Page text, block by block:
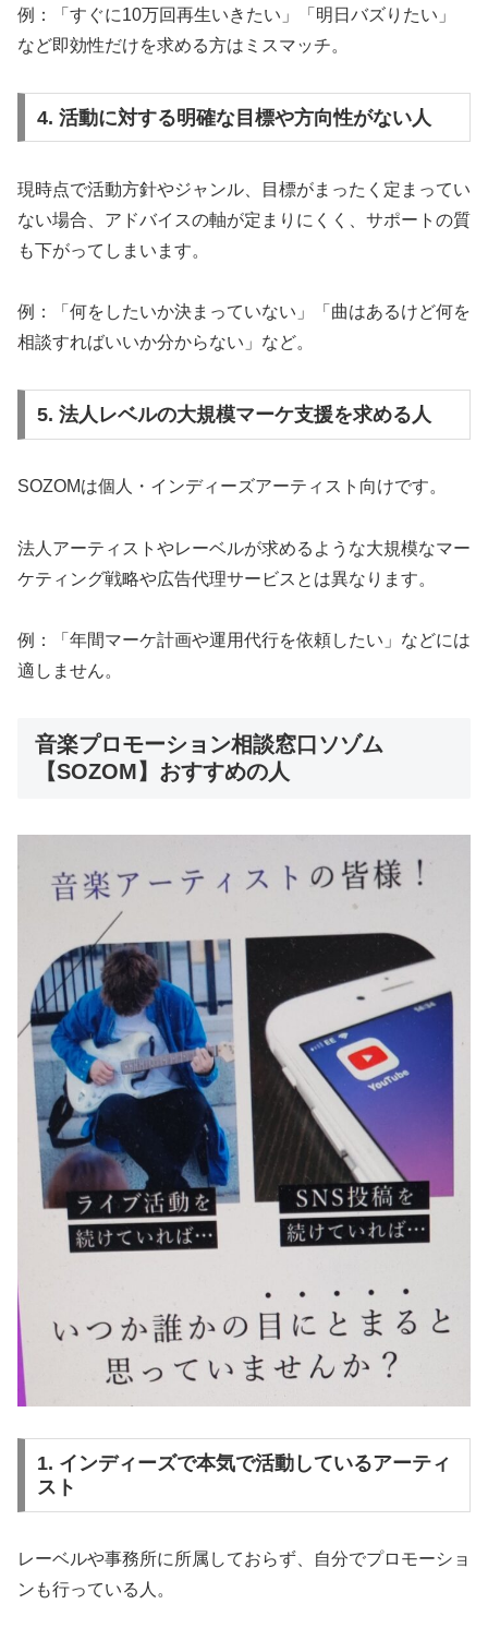
例：「すぐに10万回再生いきたい」「明日バズりたい」
など即効性だけを求める方はミスマッチ。
4. 活動に対する明確な目標や方向性がない人
現時点で活動方針やジャンル、目標がまったく定まってい
ない場合、アドバイスの軸が定まりにくく、サポートの質
も下がってしまいます。
例：「何をしたいか決まっていない」「曲はあるけど何を
相談すればいいか分からない」など。
5. 法人レベルの大規模マーケ支援を求める人
SOZOMは個人・インディーズアーティスト向けです。
法人アーティストやレーベルが求めるような大規模なマー
ケティング戦略や広告代理サービスとは異なります。
例：「年間マーケ計画や運用代行を依頼したい」などには
適しません。
音楽プロモーション相談窓口ソゾム
【SOZOM】おすすめの人
1. インディーズで本気で活動しているアーティ
スト
レーベルや事務所に所属しておらず、自分でプロモーショ
ンも行っている人。